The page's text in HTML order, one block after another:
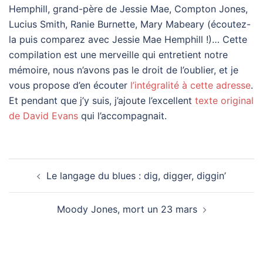
Hemphill, grand-père de Jessie Mae, Compton Jones,
Lucius Smith, Ranie Burnette, Mary Mabeary (écoutez-
la puis comparez avec Jessie Mae Hemphill !)… Cette
compilation est une merveille qui entretient notre
mémoire, nous n’avons pas le droit de l’oublier, et je
vous propose d’en écouter l’intégralité à cette adresse.
Et pendant que j’y suis, j’ajoute l’excellent texte original
de David Evans qui l’accompagnait.
d’articleLe langage du blues : dig, digger, diggin’
Moody Jones, mort un 23 mars